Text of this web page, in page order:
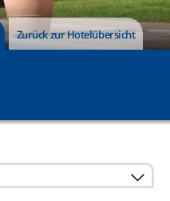
Zurück zur Hotelübersicht